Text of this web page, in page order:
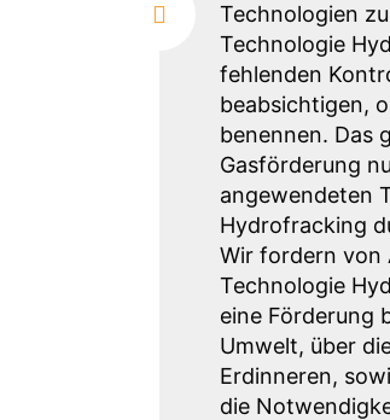
Technologien
Technologie
fehlenden
beabsichtigen,
benennen. Das
Gasförderung
angewendeten
Hydrofracking
Wir fordern von
Technologie
eine Förderung
Umwelt, über
Erdinneren,
die